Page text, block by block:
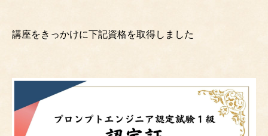
講座をきっかけに下記資格を取得しました